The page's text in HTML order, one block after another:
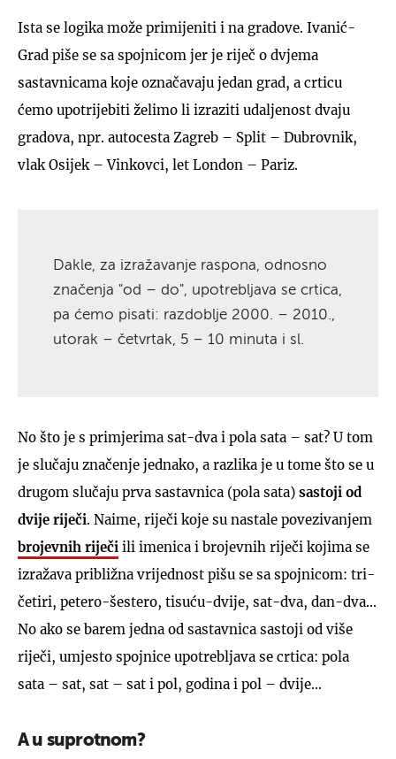
Ista se logika može primijeniti i na gradove. Ivanić-
Grad piše se sa spojnicom jer je riječ o dvjema
sastavnicama koje označavaju jedan grad, a crticu
ćemo upotrijebiti želimo li izraziti udaljenost dvaju
gradova, npr. autocesta Zagreb – Split – Dubrovnik,
vlak Osijek – Vinkovci, let London – Pariz.
Dakle, za izražavanje raspona, odnosno
značenja "od – do", upotrebljava se crtica,
pa ćemo pisati: razdoblje 2000. – 2010.,
utorak – četvrtak, 5 – 10 minuta i sl.
No što je s primjerima sat-dva i pola sata – sat? U tom
je slučaju značenje jednako, a razlika je u tome što se u
drugom slučaju prva sastavnica (pola sata) sastoji od
dvije riječi. Naime, riječi koje su nastale povezivanjem
brojevnih riječi ili imenica i brojevnih riječi kojima se
izražava približna vrijednost pišu se sa spojnicom: tri-
četiri, petero-šestero, tisuću-dvije, sat-dva, dan-dva...
No ako se barem jedna od sastavnica sastoji od više
riječi, umjesto spojnice upotrebljava se crtica: pola
sata – sat, sat – sat i pol, godina i pol – dvije...
A u suprotnom?